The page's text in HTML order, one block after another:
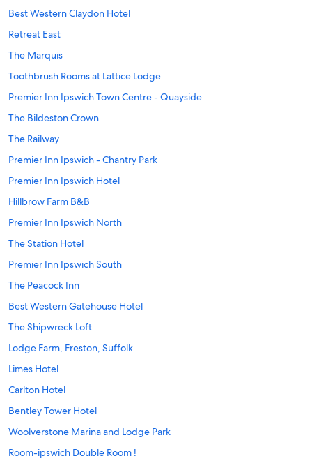
Best Western Claydon Hotel
Retreat East
The Marquis
Toothbrush Rooms at Lattice Lodge
Premier Inn Ipswich Town Centre - Quayside
The Bildeston Crown
The Railway
Premier Inn Ipswich - Chantry Park
Premier Inn Ipswich Hotel
Hillbrow Farm B&B
Premier Inn Ipswich North
The Station Hotel
Premier Inn Ipswich South
The Peacock Inn
Best Western Gatehouse Hotel
The Shipwreck Loft
Lodge Farm, Freston, Suffolk
Limes Hotel
Carlton Hotel
Bentley Tower Hotel
Woolverstone Marina and Lodge Park
Room-ipswich Double Room !